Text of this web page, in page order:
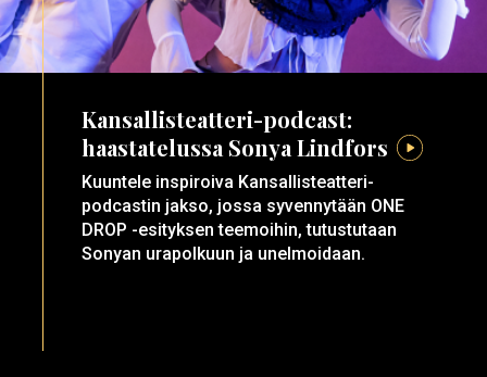
Kansallisteatteri-podcast:
haastatelussa Sonya Lindfors
Kuuntele inspiroiva Kansallisteatteri-
podcastin jakso, jossa syvennytään ONE
DROP -esityksen teemoihin, tutustutaan
Sonyan urapolkuun ja unelmoidaan.